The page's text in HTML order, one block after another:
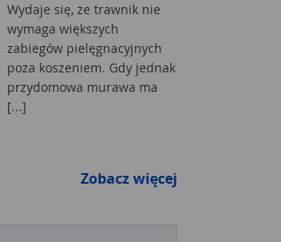
Wydaje się, że trawnik nie
wymaga większych
zabiegów pielęgnacyjnych
poza koszeniem. Gdy jednak
przydomowa murawa ma
[...]
Zobacz więcej